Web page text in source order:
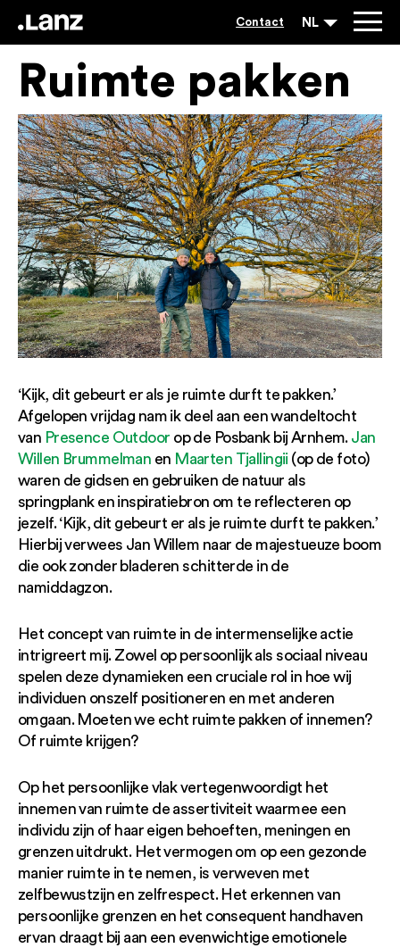
Contact NL
Ruimte pakken
‘Kijk, dit gebeurt er als je ruimte durft te pakken.’
Afgelopen vrijdag nam ik deel aan een wandeltocht
van Presence Outdoor op de Posbank bij Arnhem.Jan
Willen Brummelman en Maarten Tjallingii (op de foto)
waren de gidsen en gebruiken de natuur als
springplank en inspiratiebron om te reflecteren op
jezelf. ‘Kijk, dit gebeurt er als je ruimte durft te pakken.’
Hierbij verwees Jan Willem naar de majestueuze boom
die ook zonder bladeren schitterde in de
namiddagzon.
Het concept van ruimte in de intermenselijke actie
intrigreert mij. Zowel op persoonlijk als sociaal niveau
spelen deze dynamieken een cruciale rol in hoe wij
individuen onszelf positioneren en met anderen
omgaan. Moeten we echt ruimte pakken of innemen?
Of ruimte krijgen?
Op het persoonlijke vlak vertegenwoordigt het
innemen van ruimte de assertiviteit waarmee een
individu zijn of haar eigen behoeften, meningen en
grenzen uitdrukt. Het vermogen om op een gezonde
manier ruimte in te nemen, is verweven met
zelfbewustzijn en zelfrespect. Het erkennen van
persoonlijke grenzen en het consequent handhaven
ervan draagt bij aan een evenwichtige emotionele